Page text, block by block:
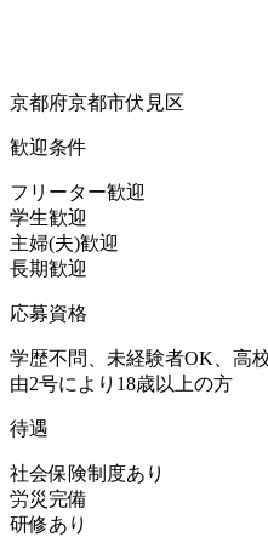
京都府京都市伏見区
歓迎条件
フリーター歓迎
学生歓迎
主婦(夫)歓迎
長期歓迎
応募資格
学歴不問、未経験者OK、高
由2号により18歳以上の方
待遇
社会保険制度あり
労災完備
研修あり